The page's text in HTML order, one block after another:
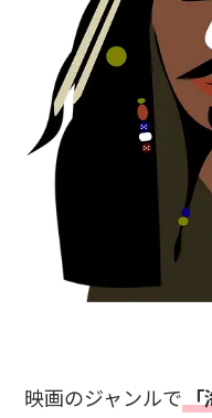
映画のジャンルで「